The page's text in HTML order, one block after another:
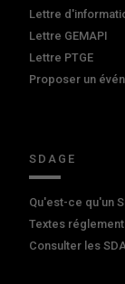
Lettre
Lettre GEMAPI
Lettre PTGE
Proposer un
SDAGE
Qu'est-ce qu'un
Textes
Consulter les